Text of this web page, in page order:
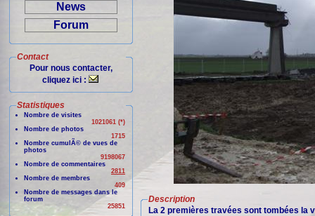
News
Forum
Contact
Pour nous contacter,
cliquez ici :
Statistiques
Nombre de visites
1021061 (*)
Nombre de photos
1715
Nombre cumulÃ© de vues de
photos
9198067
Nombre de commentaires
2811
Nombre de membres
409
Nombre de messages dans le
forum
25851
Description
La 2 premières travées sont tombées la